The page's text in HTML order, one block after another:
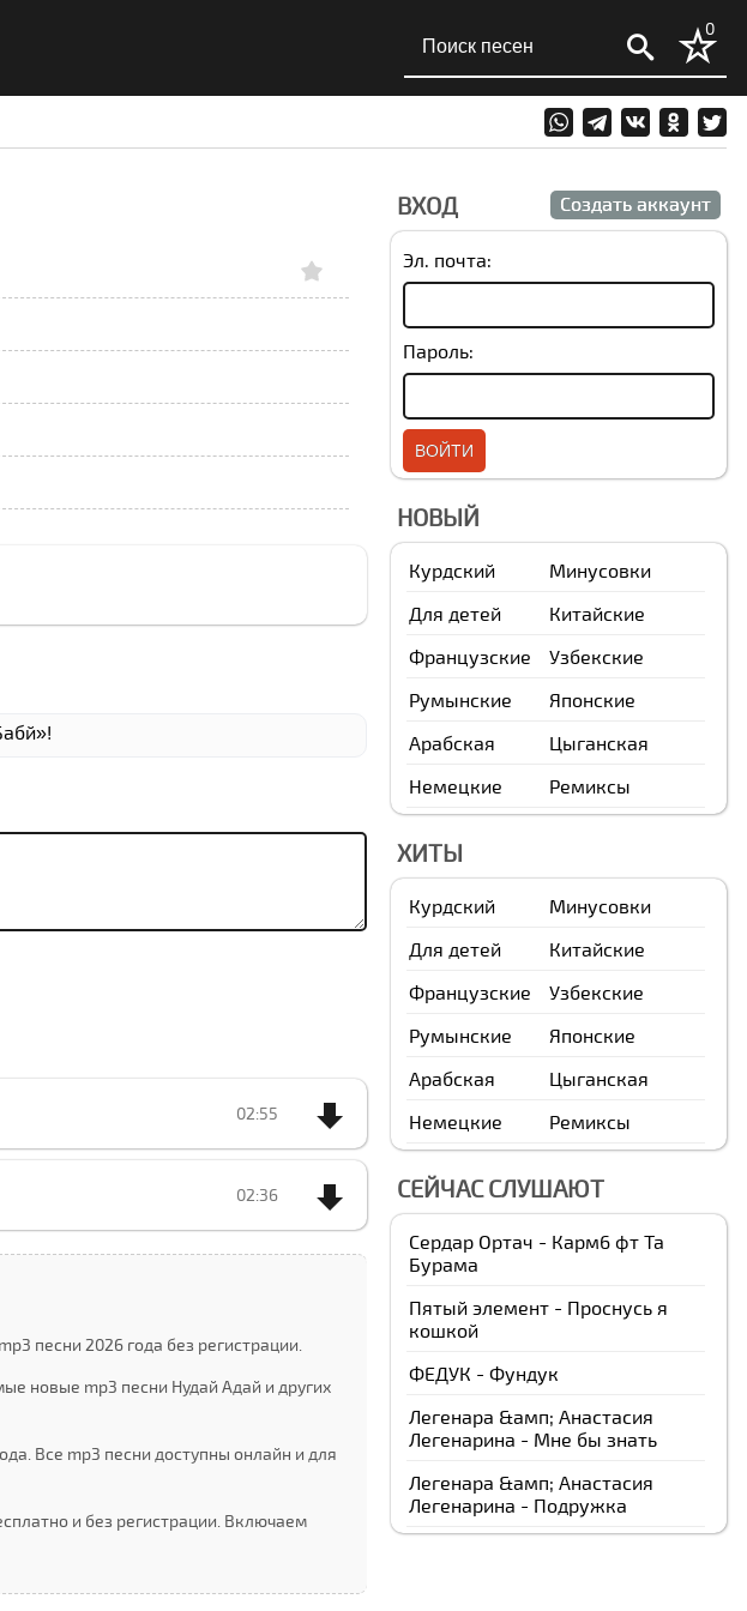
0
02:55
02:36
песни 2026 года без регистрации.
новые mp3 песни Нудай Адай и других
Все mp3 песни доступны онлайн и для
и без регистрации. Включаем
ВХОД Создать аккаунт
Эл. почта:
Пароль:
НОВЫЙ
Курдский
Минусовки
Для детей
Китайские
Французские
Узбекские
Румынские
Японские
Арабская
Цыганская
Немецкие
Ремиксы
ХИТЫ
Курдский
Минусовки
Для детей
Китайские
Французские
Узбекские
Румынские
Японские
Арабская
Цыганская
Немецкие
Ремиксы
СЕЙЧАС СЛУШАЮТ
Сердар Ортач - Карм6 фт Та
Бурама
Пятый элемент - Проснусь я
кошкой
ФЕДУК - Фундук
Легенара &амп; Анастасия
Легенарина - Мне бы знать
Легенара &амп; Анастасия
Легенарина - Подружка